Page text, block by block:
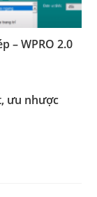
– WPRO 2.0
ưu nhược